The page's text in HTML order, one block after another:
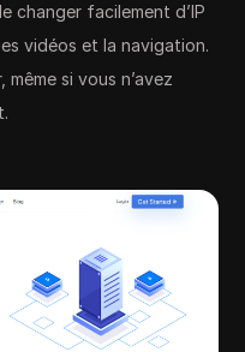
changer facilement d’IP
vidéos et la navigation.
si vous n’avez